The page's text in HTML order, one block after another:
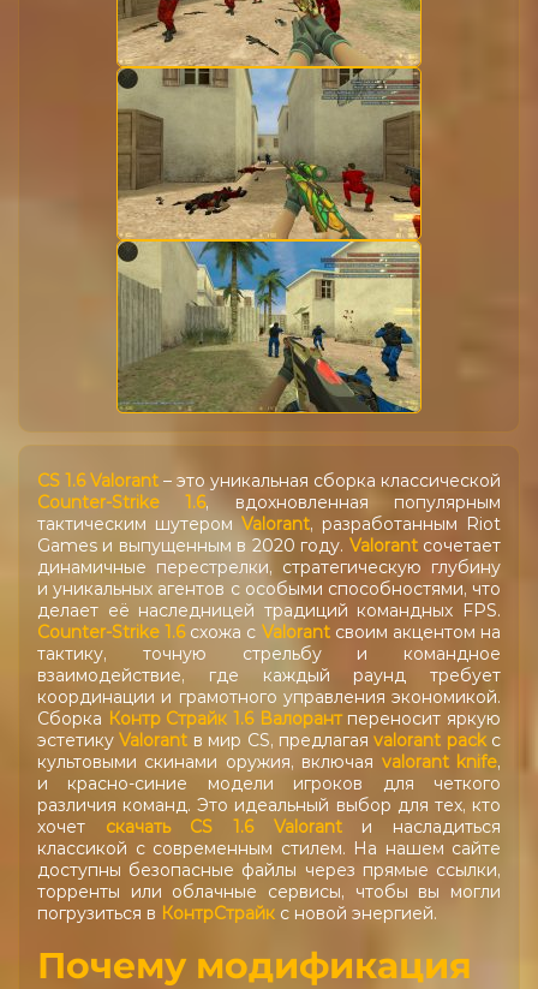
CS 1.6 Valorant – это уникальная сборка классической
Counter-Strike 1.6, вдохновленная популярным
тактическим шутером Valorant, разработанным Riot
Games и выпущенным в 2020 году. Valorantсочетает
динамичные перестрелки, стратегическую глубину
и уникальных агентов с особыми способностями, что
делает её наследницей традиций командных FPS.
Counter-Strike 1.6схожа с Valorantсвоим акцентом на
тактику, точную стрельбу и командное
взаимодействие, где каждый раунд требует
координации и грамотного управления экономикой.
Сборка Контр Страйк 1.6 Валорантпереносит яркую
эстетикуValorant в мир CS, предлагаяvalorant packс
культовыми скинами оружия, включая valorant knife,
и красно-синие модели игроков для четкого
различия команд. Это идеальный выбор для тех, кто
хочет скачать CS 1.6 Valorantи насладиться
классикой с современным стилем. На нашем сайте
доступны безопасные файлы через прямые ссылки,
торренты или облачные сервисы, чтобы вы могли
погрузиться в КонтрСтрайк с новой энергией.
Почему модификация